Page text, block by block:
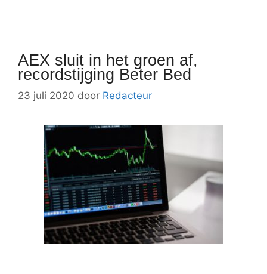
AEX sluit in het groen af,
recordstijging Beter Bed
23 juli 2020 door Redacteur